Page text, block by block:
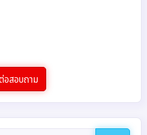
สอบถาม